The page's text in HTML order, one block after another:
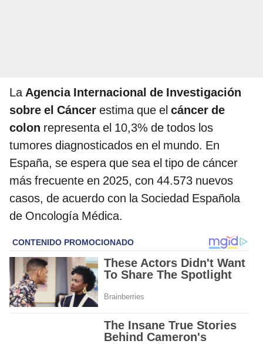
LaAgencia Internacional de Investigación
sobre el Cáncer estima que el cáncer de
colon representa el 10,3% de todos los
tumores diagnosticados en el mundo. En
España, se espera que sea el tipo de cáncer
más frecuente en 2025, con 44.573 nuevos
casos, de acuerdo con la Sociedad Española
de Oncología Médica.